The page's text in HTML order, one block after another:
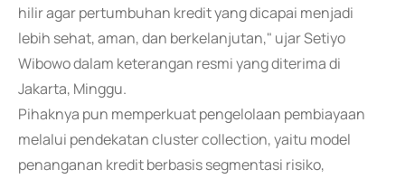
hilir agar pertumbuhan kredit yang dicapai menjadi
lebih sehat, aman, dan berkelanjutan," ujar Setiyo
Wibowo dalam keterangan resmi yang diterima di
Jakarta, Minggu.
Pihaknya pun memperkuat pengelolaan pembiayaan
melalui pendekatan cluster collection, yaitu model
penanganan kredit berbasis segmentasi risiko,